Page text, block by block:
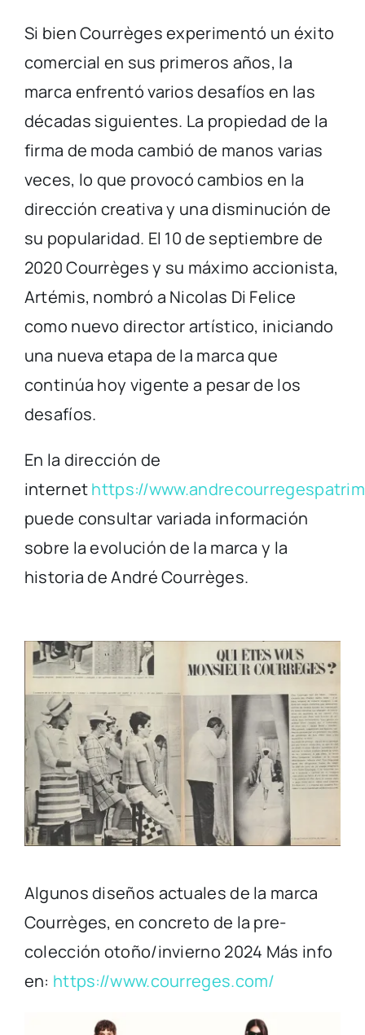
Si bien Courrèges experimentó un éxito
comercial en sus primeros años, la
marca enfrentó varios desafíos en las
décadas siguientes. La propiedad de la
firma de moda cambió de manos varias
veces, lo que provocó cambios en la
dirección creativa y una disminución de
su popularidad. El 10 de septiembre de
2020 Courrèges y su máximo accionista,
Artémis, nombró a Nicolas Di Felice
como nuevo director artístico, iniciando
una nueva etapa de la marca que
continúa hoy vigente a pesar de los
desafíos.
En la dirección de
internethttps://
puede consultar variada información
sobre la evolución de la marca y la
historia de André Courrèges.
Algunos diseños actuales de la marca
Courrèges, en concreto de la pre-
colección otoño/invierno 2024 Más info
en: https://www.courreges.com/